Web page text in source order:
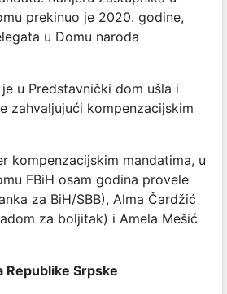
prekinuo je 2020. godine,
u Domu naroda
je u Predstavnički dom ušla i
zahvaljujući kompenzacijskim
kompenzacijskim mandatima, u
FBiH osam godina provele
za BiH/SBB), Alma Čardžić
za boljitak) i Amela Mešić
Republike Srpske